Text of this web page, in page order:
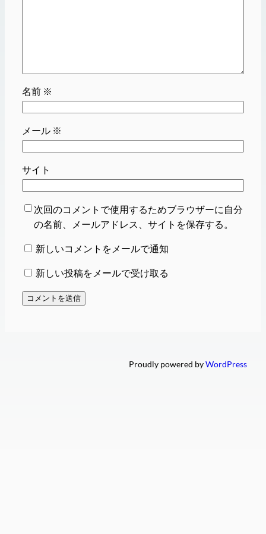
名前 ※
メール ※
サイト
次回のコメントで使用するためブラウザーに自分
の名前、メールアドレス、サイトを保存する。
新しいコメントをメールで通知
新しい投稿をメールで受け取る
Proudly powered byWordPress